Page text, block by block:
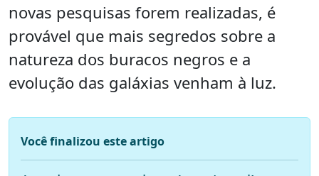
novas pesquisas forem realizadas, é
provável que mais segredos sobre a
natureza dos buracos negros e a
evolução das galáxias venham à luz.
Você finalizou este artigo